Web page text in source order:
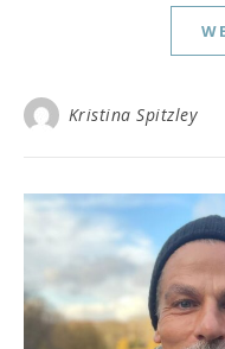
Kristina Spitzley